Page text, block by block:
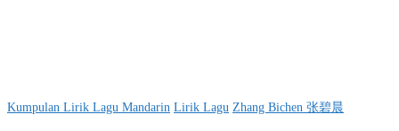
Posted
Kumpulan Lirik Lagu Mandarin Lirik Lagu Zhang Bichen 张碧晨